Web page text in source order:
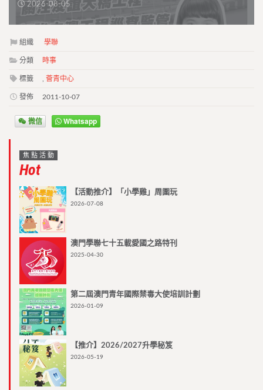
2026-08-05
組織 學聯
分類 時事
標籤 薈青中心
發佈 2011-10-07
微信 Whatsapp
焦點活動
Hot
【活動推介】「小學雞」周圍玩
2026-07-08
澳門學聯七十五載愛國之路特刊
2025-04-30
第二屆澳門青年國際禁毒大使培訓計劃
2026-01-09
【推介】2026/2027升學秘笈
2026-05-19